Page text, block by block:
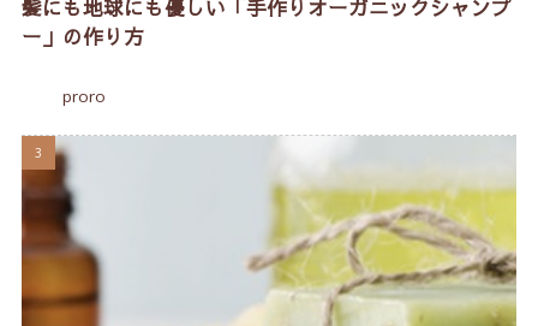
髪にも地球にも優しい「手作りオーガニックシャンプ
ー」の作り方
proro